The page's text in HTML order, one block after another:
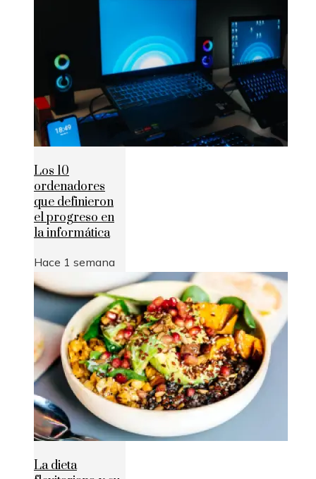
Los 10
ordenadores
que definieron
el progreso en
la informática
Hace 1 semana
La dieta